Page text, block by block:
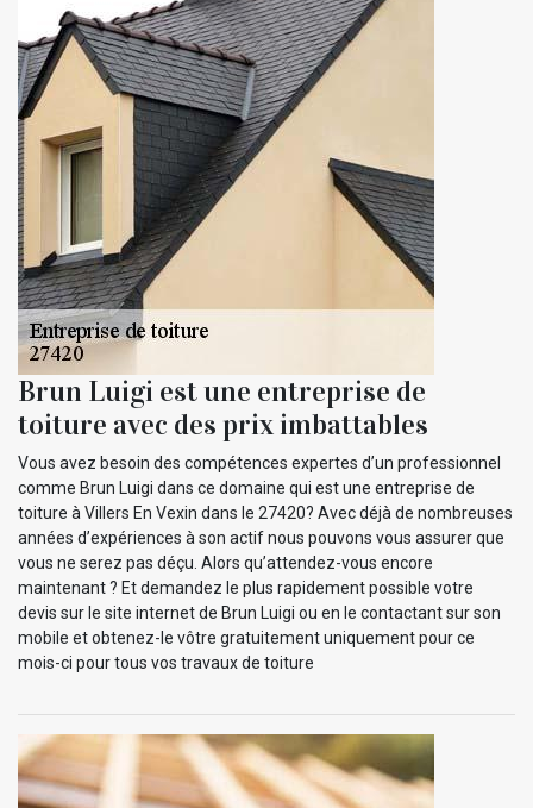
Brun Luigi est une entreprise de
toiture avec des prix imbattables
Vous avez besoin des compétences expertes d’un professionnel
comme Brun Luigi dans ce domaine qui est une entreprise de
toiture à Villers En Vexin dans le 27420? Avec déjà de nombreuses
années d’expériences à son actif nous pouvons vous assurer que
vous ne serez pas déçu. Alors qu’attendez-vous encore
maintenant ? Et demandez le plus rapidement possible votre
devis sur le site internet de Brun Luigi ou en le contactant sur son
mobile et obtenez-le vôtre gratuitement uniquement pour ce
mois-ci pour tous vos travaux de toiture